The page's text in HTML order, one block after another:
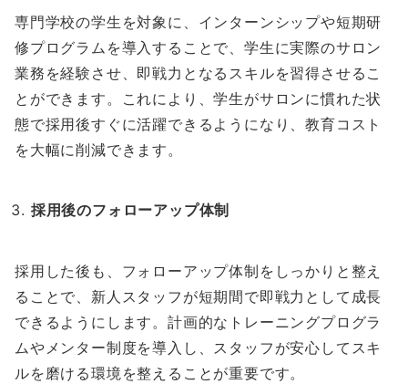
専門学校の学生を対象に、インターンシップや短期研
修プログラムを導入することで、学生に実際のサロン
業務を経験させ、即戦力となるスキルを習得させるこ
とができます。これにより、学生がサロンに慣れた状
態で採用後すぐに活躍できるようになり、教育コスト
を大幅に削減できます。
採用後のフォローアップ体制
採用した後も、フォローアップ体制をしっかりと整え
ることで、新人スタッフが短期間で即戦力として成長
できるようにします。計画的なトレーニングプログラ
ムやメンター制度を導入し、スタッフが安心してスキ
ルを磨ける環境を整えることが重要です。